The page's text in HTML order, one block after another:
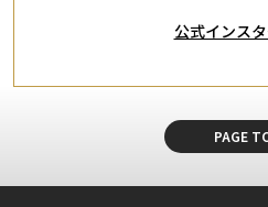
公式インス
PAGE